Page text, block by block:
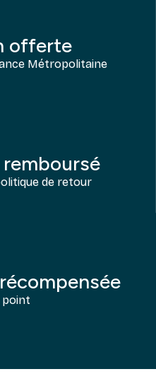
offerte
Métropolitaine
de retour
point